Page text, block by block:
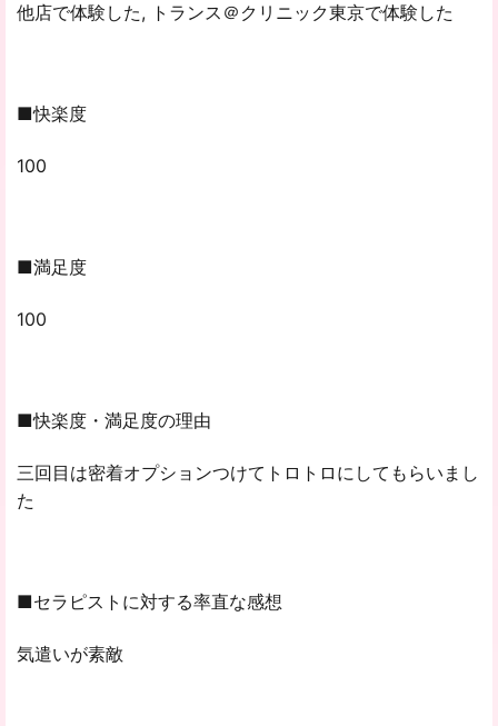
他店で体験した, トランス＠クリニック東京で体験した
■快楽度
100
■満足度
100
■快楽度・満足度の理由
三回目は密着オプションつけてトロトロにしてもらいまし
た
■セラピストに対する率直な感想
気遣いが素敵